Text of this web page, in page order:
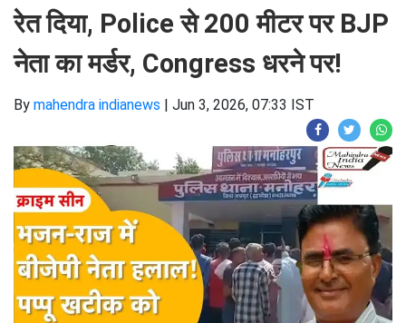
रेत दिया, Police से 200 मीटर पर BJP
नेता का मर्डर, Congress धरने पर!
By mahendra indianews | Jun 3, 2026, 07:33 IST